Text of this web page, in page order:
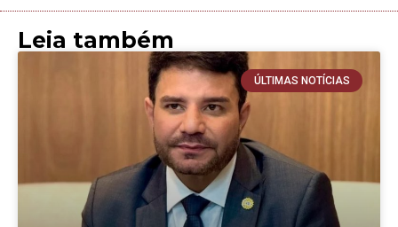
Leia também
ÚLTIMAS NOTÍCIAS